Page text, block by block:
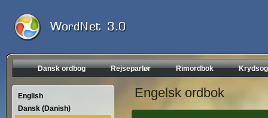
Dansk ordbog Rejseparlør Rimordbok
English
Dansk (Danish)
Engelsk ordbok